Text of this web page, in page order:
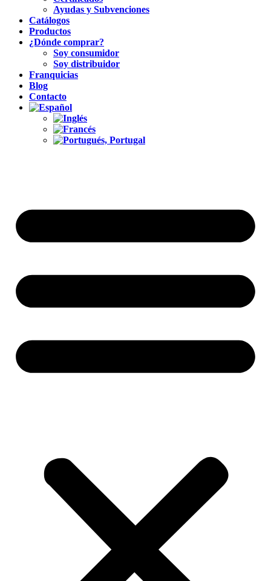
Ayudas y Subvenciones
Catálogos
Productos
¿Dónde comprar?
Soy consumidor
Soy distribuidor
Franquicias
Blog
Contacto